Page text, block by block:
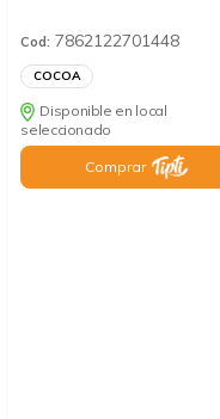
Cod: 7862122701448
COCOA
Disponible en local
seleccionado
Comprar